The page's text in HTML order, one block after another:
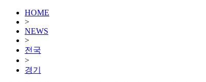
HOME
>
NEWS
>
전국
>
경기